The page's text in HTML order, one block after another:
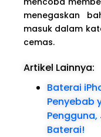
menegaskan
masuk dalam
cemas.
Artikel Lainnya:
Baterai
Penyebab
Baterai!